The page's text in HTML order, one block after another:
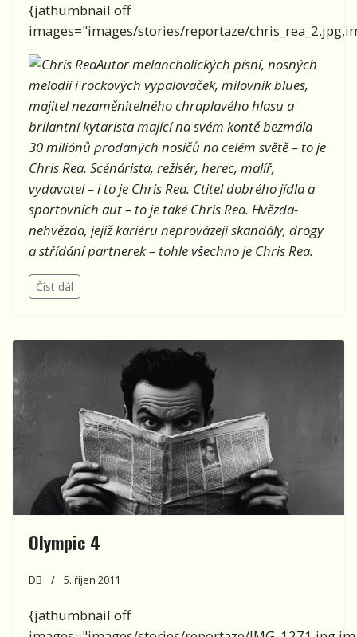
{jathumbnail off
images="images/stories/reportaze/
Autor melancholických písní, nosných
melodií i rockových vypalovaček, milovník blues,
majitel nezaměnitelného chraplavého hlasu a
brilantní kytarista mající na svém kontě bezmála
30 miliónů prodaných nosičů na celém světě – to je
Chris Rea. Scénárista, režisér, herec, malíř,
vydavatel – i to je Chris Rea. Ctitel dobrého jídla a
sportovních aut – to je také Chris Rea. Hvězda-
nehvězda, jejíž kariéru neprovázejí skandály, drogy
a střídání partnerek – tohle všechno je Chris Rea.
Číst dál
Olympic 4
DB 5. říjen 2011
{jathumbnail off